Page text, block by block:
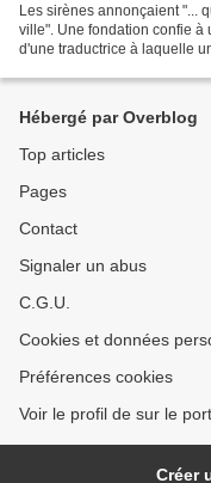
Les sirènes annonçaient "...
ville". Une fondation confie à
d'une traductrice à laquelle
Hébergé par Overblog
Top articles
Pages
Contact
Signaler un abus
C.G.U.
Cookies et données
Préférences cookies
Voir le profil de sur le
Créer